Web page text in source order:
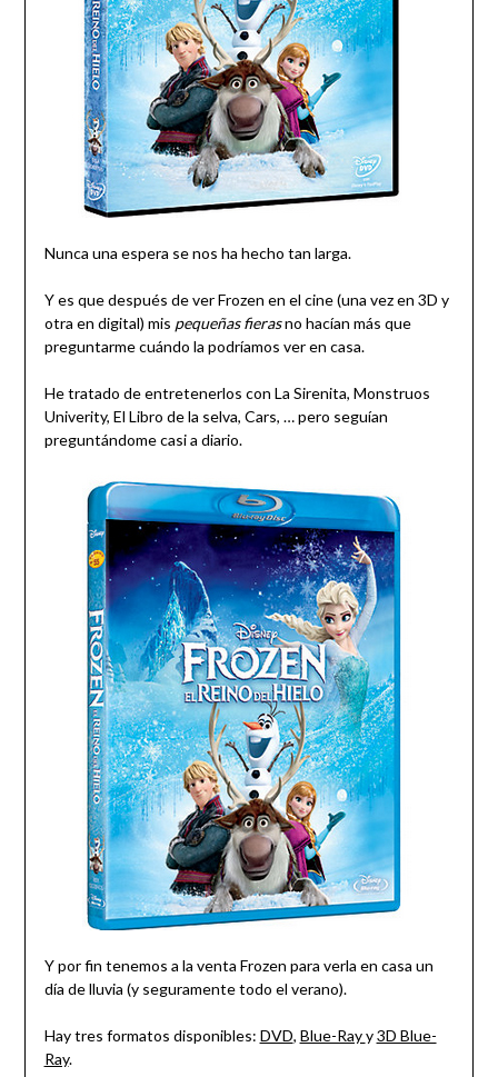
Nunca una espera se nos ha hecho tan larga.
Y es que después de ver Frozen en el cine (una vez en 3D y
otra en digital) mis pequeñas fierasno hacían más que
preguntarme cuándo la podríamos ver en casa.
He tratado de entretenerlos con La Sirenita, Monstruos
Univerity, El Libro de la selva, Cars, … pero seguían
preguntándome casi a diario.
Y por fin tenemos a la venta Frozen para verla en casa un
día de lluvia (y seguramente todo el verano).
Hay tres formatos disponibles: DVD, Blue-Rayy3D Blue-
Ray.